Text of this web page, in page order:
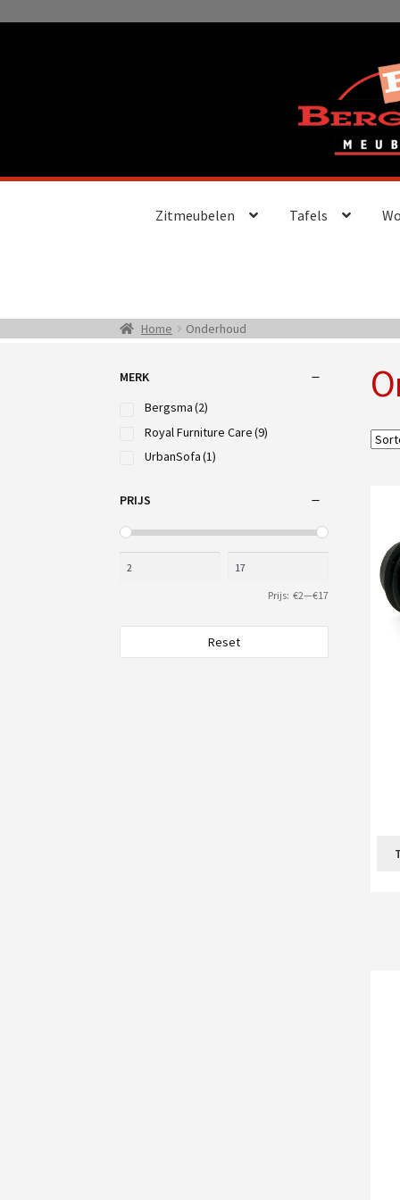
Zitmeubelen Tafels
Home Onderhoud
MERK
Bergsma(2)
Royal Furniture Care(9)
UrbanSofa(1)
PRIJS
Prijs: €2—€17
Reset